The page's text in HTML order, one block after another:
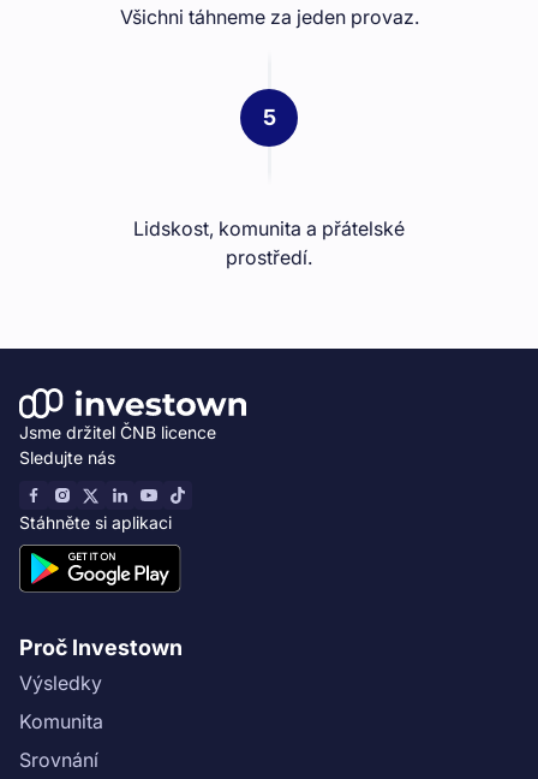
Všichni táhneme za jeden provaz.
5
Lidskost, komunita a přátelské
prostředí.
Jsme držitel ČNB licence
Sledujte nás
Stáhněte si aplikaci
Proč Investown
Výsledky
Komunita
Srovnání